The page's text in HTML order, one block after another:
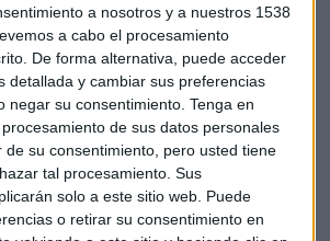
a nosotros y a nuestros 1538
a cabo el procesamiento
De forma alternativa, puede acceder
detallada y cambiar sus preferencias
negar su consentimiento. Tenga en
de sus datos personales
de su consentimiento, pero usted tiene
tal procesamiento. Sus
solo a este sitio web. Puede
o retirar su consentimiento en
destacados se encuentran
como Freepik, Porsche,
Microsoft, DAZN, KFC, Rakuten,
Amazon Ads, Uber, Google,
Atresmedia, Publiespaña, WPP Media,
Pubmatic y Utiq. Asimismo,
como Mercedes Ron y Núria Pérez;
Tania Llasera; creadores de contenido